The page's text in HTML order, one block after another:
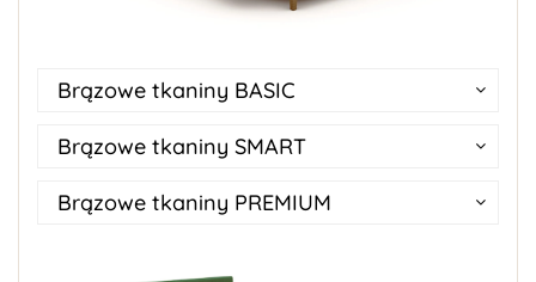
Brązowe tkaniny BASIC
Brązowe tkaniny SMART
Brązowe tkaniny PREMIUM